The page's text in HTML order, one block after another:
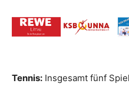
Tennis: Insgesamt fünf